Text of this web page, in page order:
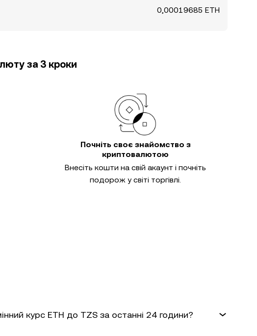
0,00019685 ETH
за 3 кроки
Почніть своє знайомство з
криптовалютою
Внесіть кошти на свій акаунт і почніть
подорож у світі торгівлі.
курс ETH до TZS за останні 24 години?